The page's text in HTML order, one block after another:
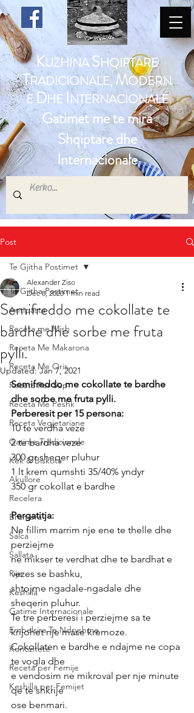
KUZHINASHQIPTARE
TRADICIONALE, MODERN
EDHE INTERNACIONALE
Gatimet me te mira
Shqiptare dhe
Internacionale
Post
Te Gjitha Postimet
Antipasta
Receta me Mish
Receta Me Makarona
Receta Me Oris
Receta Per Sup
Receta Me Peshk
Receta Vegjetariane
Gatime Tradicionale
Kek & Biskota
Akullore
Recelera
Brumera
Salca
Sallata
Pije
Keshilla
Gatime Internacionale
Embelsira Te Ndryshme
Kuriozitete
Receta per Femije
Keshilla per Femijet
Te Gjitha Postimet
Semifreddo me cokollate te
bardhe dhe sorbe me fruta
pylli.
Alexander Ziso
Dec 8, 2020 1 min read
Updated:Jan 7, 2021
Semifreddo me cokollate te bardhe
dhe sorbe me fruta pylli.
Perberesit per 15 persona:
10 te verdha veze
2 te bardha veze
300 gr sheqer pluhur
1 lt krem qumshti 35/40% yndyr
350 gr cokollat e bardhe
Pergatitja:
Ne fillim marrim nje ene te thelle dhe
perziejme
ne mikser te verdhat dhe te bardhat e
vezes se bashku,
shtojme ngadale-ngadale dhe
sheqerin pluhur.
Te tre perberesi i perziejme sa te
krijohet nje mase kremoze.
Cokollaten e bardhe e ndajme ne copa
te vogla dhe
e vendosim ne mikroval per nje minute
qe te shkrije
ose benmari.